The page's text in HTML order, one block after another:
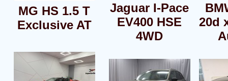
MG HS 1.5 T
Exclusive AT
Jaguar I-Pace
EV400 HSE
4WD
20d